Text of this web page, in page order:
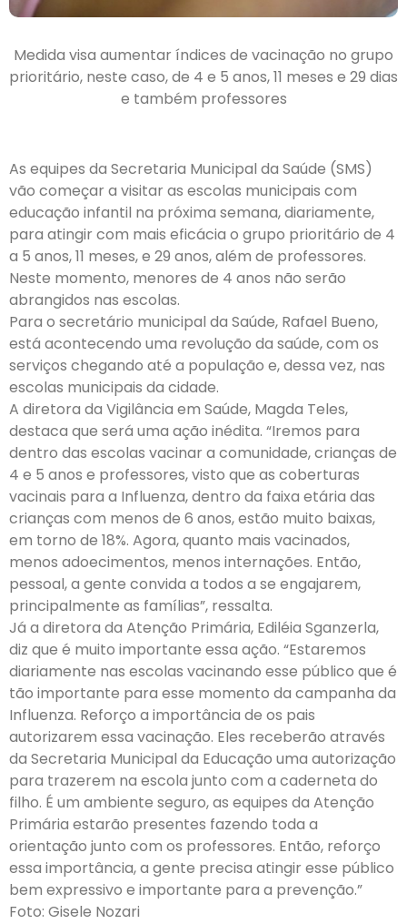
Medida visa aumentar índices de vacinação no grupo
prioritário, neste caso, de 4 e 5 anos, 11 meses e 29 dias
e também professores
As equipes da Secretaria Municipal da Saúde (SMS)
vão começar a visitar as escolas municipais com
educação infantil na próxima semana, diariamente,
para atingir com mais eficácia o grupo prioritário de 4
a 5 anos, 11 meses, e 29 anos, além de professores.
Neste momento, menores de 4 anos não serão
abrangidos nas escolas.
Para o secretário municipal da Saúde, Rafael Bueno,
está acontecendo uma revolução da saúde, com os
serviços chegando até a população e, dessa vez, nas
escolas municipais da cidade.
A diretora da Vigilância em Saúde, Magda Teles,
destaca que será uma ação inédita. “Iremos para
dentro das escolas vacinar a comunidade, crianças de
4 e 5 anos e professores, visto que as coberturas
vacinais para a Influenza, dentro da faixa etária das
crianças com menos de 6 anos, estão muito baixas,
em torno de 18%. Agora, quanto mais vacinados,
menos adoecimentos, menos internações. Então,
pessoal, a gente convida a todos a se engajarem,
principalmente as famílias”, ressalta.
Já a diretora da Atenção Primária, Ediléia Sganzerla,
diz que é muito importante essa ação. “Estaremos
diariamente nas escolas vacinando esse público que é
tão importante para esse momento da campanha da
Influenza. Reforço a importância de os pais
autorizarem essa vacinação. Eles receberão através
da Secretaria Municipal da Educação uma autorização
para trazerem na escola junto com a caderneta do
filho. É um ambiente seguro, as equipes da Atenção
Primária estarão presentes fazendo toda a
orientação junto com os professores. Então, reforço
essa importância, a gente precisa atingir esse público
bem expressivo e importante para a prevenção.”
Foto: Gisele Nozari